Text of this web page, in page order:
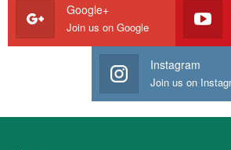
Google+
Join us on Google
Instagram
Join us on